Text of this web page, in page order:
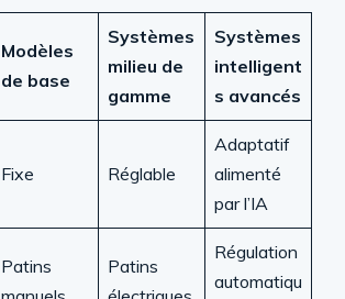
Modèles
de base
Systèmes
milieu de
gamme
Systèmes
intelligent
s avancés
Fixe Réglable
Adaptatif
alimenté
par l’IA
Patins
Patins
Régulation
automatiqu